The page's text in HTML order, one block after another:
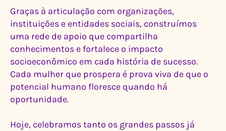
Graças à articulação com organizações,
instituições e entidades sociais, construímos
uma rede de apoio que compartilha
conhecimentos e fortalece o impacto
socioeconômico em cada história de sucesso.
Cada mulher que prospera é prova viva de que o
potencial humano floresce quando há
oportunidade.
Hoje, celebramos tanto os grandes passos já